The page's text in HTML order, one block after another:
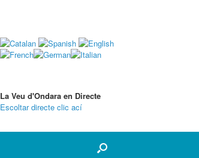
La Veu d'Ondara en Directe
Escoltar directe clic ací